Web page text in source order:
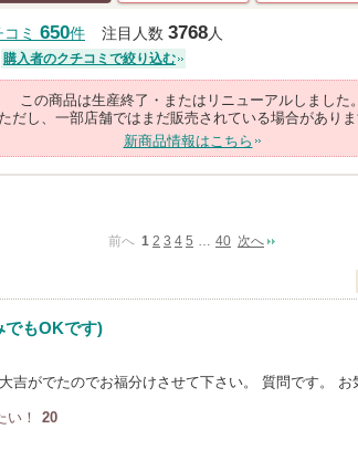
コミ 650件 注目人数 3768人
購入者のクチコミで絞り込む
この商品は生産終了・またはリニューアルしました。
ただし、一部店舗ではまだ販売されている場合がありま
新商品情報はこちら
前へ 1 2 3 4 5 … 40 次へ
でもOKです)
吉がでたのでお福分けさせて下さい。 質問です。
い！ 20